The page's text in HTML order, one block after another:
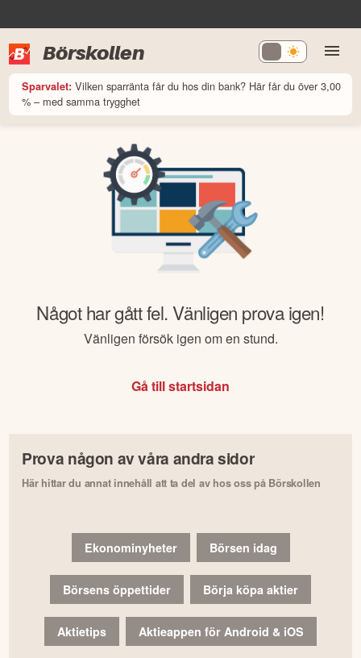
Börskollen
Sparvalet: Vilken sparränta får du hos din bank? Här får du över 3,00
% – med samma trygghet
Något har gått fel. Vänligen prova igen!
Vänligen försök igen om en stund.
Gå till startsidan
Prova någon av våra andra sidor
Här hittar du annat innehåll att ta del av hos oss på Börskollen
Ekonominyheter Börsen idag
Börsens öppettider Börja köpa aktier
Aktietips Aktieappen för Android & iOS